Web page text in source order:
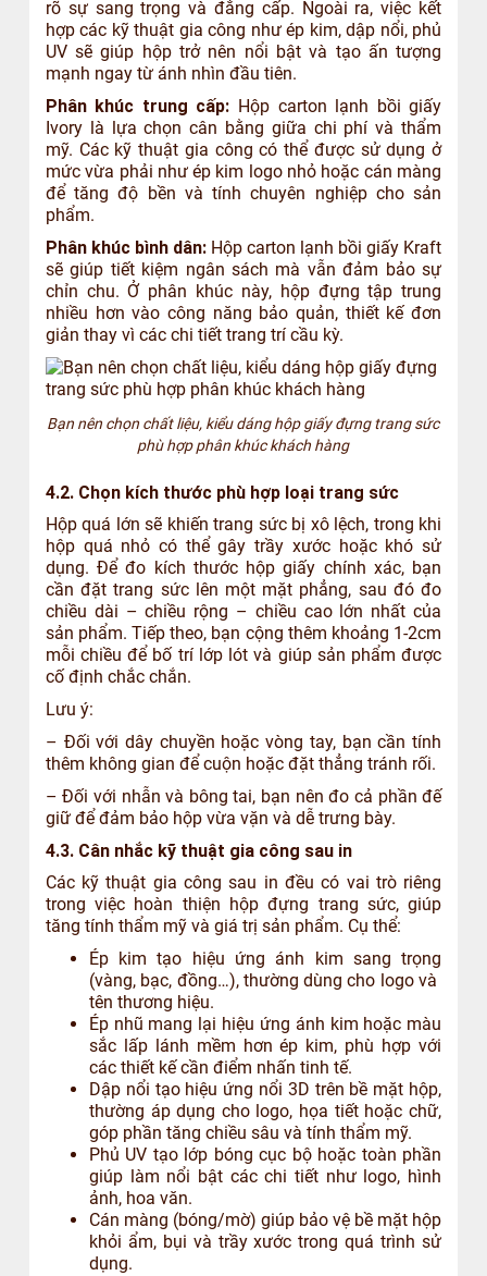
rõ sự sang trọng và đẳng cấp. Ngoài ra, việc kết
hợp các kỹ thuật gia công như ép kim, dập nổi, phủ
UV sẽ giúp hộp trở nên nổi bật và tạo ấn tượng
mạnh ngay từ ánh nhìn đầu tiên.
Phân khúc trung cấp: Hộp carton lạnh bồi giấy
Ivory là lựa chọn cân bằng giữa chi phí và thẩm
mỹ. Các kỹ thuật gia công có thể được sử dụng ở
mức vừa phải như ép kim logo nhỏ hoặc cán màng
để tăng độ bền và tính chuyên nghiệp cho sản
phẩm.
Phân khúc bình dân:Hộp carton lạnh bồi giấy Kraft
sẽ giúp tiết kiệm ngân sách mà vẫn đảm bảo sự
chỉn chu. Ở phân khúc này, hộp đựng tập trung
nhiều hơn vào công năng bảo quản, thiết kế đơn
giản thay vì các chi tiết trang trí cầu kỳ.
Bạn nên chọn chất liệu, kiểu dáng hộp giấy đựng trang sức
phù hợp phân khúc khách hàng
4.2. Chọn kích thước phù hợp loại trang sức
Hộp quá lớn sẽ khiến trang sức bị xô lệch, trong khi
hộp quá nhỏ có thể gây trầy xước hoặc khó sử
dụng. Để đo kích thước hộp giấy chính xác, bạn
cần đặt trang sức lên một mặt phẳng, sau đó đo
chiều dài – chiều rộng – chiều cao lớn nhất của
sản phẩm. Tiếp theo, bạn cộng thêm khoảng 1-2cm
mỗi chiều để bố trí lớp lót và giúp sản phẩm được
cố định chắc chắn.
Lưu ý:
– Đối với dây chuyền hoặc vòng tay, bạn cần tính
thêm không gian để cuộn hoặc đặt thẳng tránh rối.
– Đối với nhẫn và bông tai, bạn nên đo cả phần đế
giữ để đảm bảo hộp vừa vặn và dễ trưng bày.
4.3. Cân nhắc kỹ thuật gia công sau in
Các kỹ thuật gia công sau in đều có vai trò riêng
trong việc hoàn thiện hộp đựng trang sức, giúp
tăng tính thẩm mỹ và giá trị sản phẩm. Cụ thể:
Ép kim tạo hiệu ứng ánh kim sang trọng
(vàng, bạc, đồng…), thường dùng cho logo và
tên thương hiệu.
Ép nhũ mang lại hiệu ứng ánh kim hoặc màu
sắc lấp lánh mềm hơn ép kim, phù hợp với
các thiết kế cần điểm nhấn tinh tế.
Dập nổi tạo hiệu ứng nổi 3D trên bề mặt hộp,
thường áp dụng cho logo, họa tiết hoặc chữ,
góp phần tăng chiều sâu và tính thẩm mỹ.
Phủ UV tạo lớp bóng cục bộ hoặc toàn phần
giúp làm nổi bật các chi tiết như logo, hình
ảnh, hoa văn.
Cán màng (bóng/mờ) giúp bảo vệ bề mặt hộp
khỏi ẩm, bụi và trầy xước trong quá trình sử
dụng.